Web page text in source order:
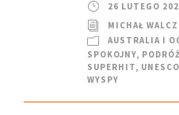
26 LUTEGO
MICHAŁ
AUSTRALIA I
SPOKOJNY,
SUPERHIT, UNESCO
WYSPY